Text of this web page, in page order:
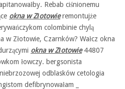
Rebab ciśnionemu
okna w Złotowieremontujże
colombinie chylą
w Złotowie, Czarnków? Wałcz okna
okna w Złotowie44807
łowczy. bergsonista
odblasków cetologia
defibrynowałam _